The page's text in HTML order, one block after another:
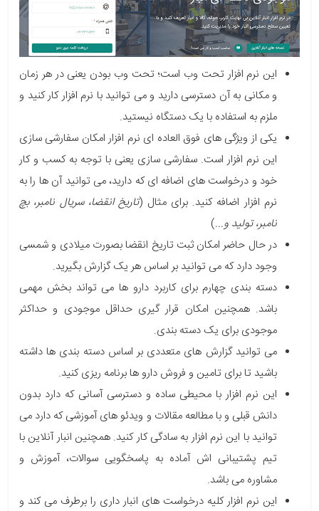
این نرم افزار تحت وب است؛ تحت وب بودن یعنی در هر زمان
و مکانی به آن دسترسی دارید و می توانید با نرم افزار کار کنید و
ملزم به استفاده با یک دستگاه نیستید.
یکی از ویژگی های فوق العاده ای نرم افزار امکان سفارشی سازی
این نرم افزار است. سفارشی سازی یعنی با توجه به کسب و کار
خود و درخواست های اضافه ای که دارید، می توانید آن ها را به
نرم افزار اضافه کنید. برای مثال (تاریخ انقضا، سریال نامبر، بچ
نامبر، تولید و...)
در حال حاضر امکان ثبت تاریخ انقضا بصورت میلادی و شمسی
وجود دارد که می توانید بر اساس هر یک گزارش بگیرید.
دسته بندی چهارم برای کاربرد دارو ها می تواند بخش مهمی
باشد. همچنین امکان قرار گیری حداقل موجودی و حداکثر
موجودی برای یک دسته بندی.
می توانید گزارش های متعددی بر اساس دسته بندی ها داشته
باشید تا برای تامین و فروش دارو ها برنامه ریزی کنید.
این نرم افزار با محیطی ساده و دسترسی آسانی که دارد بدون
دانش قبلی و با مطالعه مقالات و ویدئو های آموزشی که دارد می
توانید با این نرم افزار به سادگی کار کنید. همچنین انبار آنلاین با
تیم پشتیبانی اش آماده به پاسخگویی سوالات، آموزش و
مشاوره می باشد.
این نرم افزار کلیه درخواست های انبار داری را برطرف می کند و